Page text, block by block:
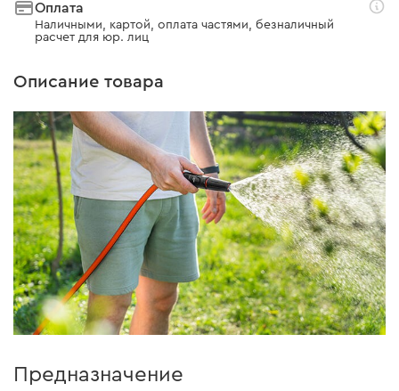
Оплата
Наличными, картой, оплата частями, безналичный
расчет для юр. лиц
Описание товара
Предназначение